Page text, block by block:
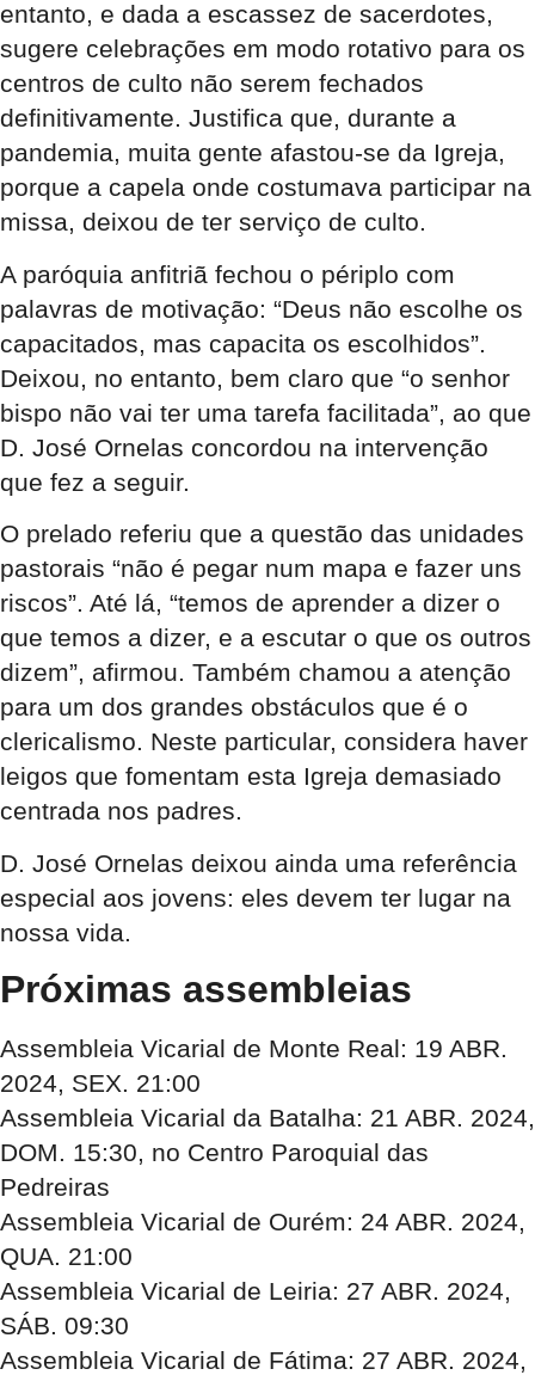
entanto, e dada a escassez de sacerdotes,
sugere celebrações em modo rotativo para os
centros de culto não serem fechados
definitivamente. Justifica que, durante a
pandemia, muita gente afastou-se da Igreja,
porque a capela onde costumava participar na
missa, deixou de ter serviço de culto.
A paróquia anfitriã fechou o périplo com
palavras de motivação: “Deus não escolhe os
capacitados, mas capacita os escolhidos”.
Deixou, no entanto, bem claro que “o senhor
bispo não vai ter uma tarefa facilitada”, ao que
D. José Ornelas concordou na intervenção
que fez a seguir.
O prelado referiu que a questão das unidades
pastorais “não é pegar num mapa e fazer uns
riscos”. Até lá, “temos de aprender a dizer o
que temos a dizer, e a escutar o que os outros
dizem”, afirmou. Também chamou a atenção
para um dos grandes obstáculos que é o
clericalismo. Neste particular, considera haver
leigos que fomentam esta Igreja demasiado
centrada nos padres.
D. José Ornelas deixou ainda uma referência
especial aos jovens: eles devem ter lugar na
nossa vida.
Próximas assembleias
Assembleia Vicarial de Monte Real: 19 ABR.
2024, SEX. 21:00
Assembleia Vicarial da Batalha: 21 ABR. 2024,
DOM. 15:30, no Centro Paroquial das
Pedreiras
Assembleia Vicarial de Ourém: 24 ABR. 2024,
QUA. 21:00
Assembleia Vicarial de Leiria: 27 ABR. 2024,
SÁB. 09:30
Assembleia Vicarial de Fátima: 27 ABR. 2024,